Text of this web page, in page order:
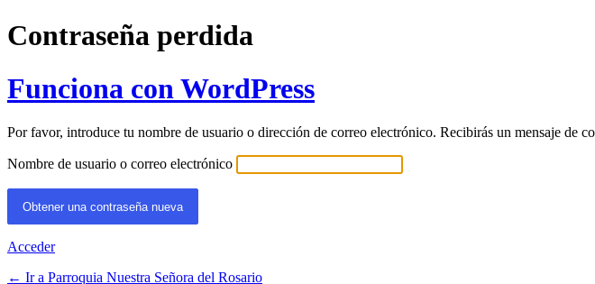
Contraseña perdida
Funciona con WordPress
Por favor, introduce tu nombre de usuario o dirección de correo electrónico. Recibirás un mensaje de
Nombre de usuario o correo electrónico
Acceder
← Ir a Parroquia Nuestra Señora del Rosario